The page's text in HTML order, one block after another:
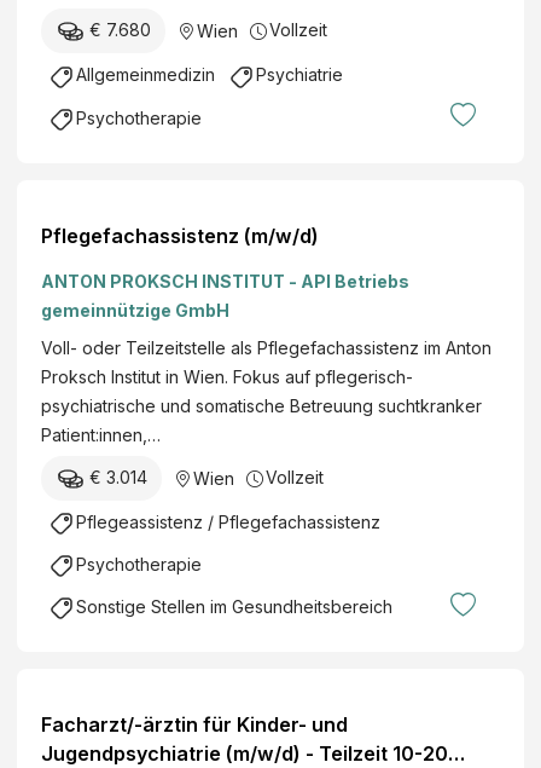
€ 7.680 Wien Vollzeit
Allgemeinmedizin Psychiatrie
Psychotherapie
Pflegefachassistenz (m/w/d)
ANTON PROKSCH INSTITUT - API Betriebs
gemeinnützige GmbH
Voll- oder Teilzeitstelle als Pflegefachassistenz im Anton
Proksch Institut in Wien. Fokus auf pflegerisch-
psychiatrische und somatische Betreuung suchtkranker
Patient:innen,…
€ 3.014 Wien Vollzeit
Pflegeassistenz / Pflegefachassistenz
Psychotherapie
Sonstige Stellen im Gesundheitsbereich
Facharzt/-ärztin für Kinder- und
Jugendpsychiatrie (m/w/d) - Teilzeit 10-20